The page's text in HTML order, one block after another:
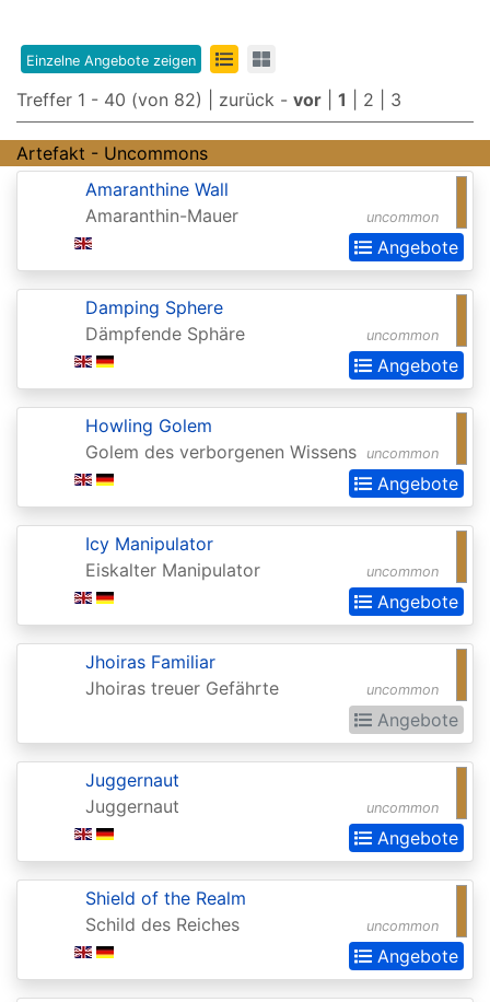
8th
Edition
9th
Edition
Adventures
the
Forgotten
in
Forgotten
Realms:
Aetherdrift
Aetherdrift:
Alara
Alliances
Alpha
Amonkhet
Amonkhet
Invocations
Einzelne Angebote zeigen
Treffer 1 - 40 (von 82) | zurück - vor 1 2 3
Artefakt - Uncommons
uncommon
Amaranthine Wall
Amaranthin-Mauer
Angebote
uncommon
Damping Sphere
Dämpfende Sphäre
Angebote
uncommon
Howling Golem
Golem des verborgenen Wissens
Angebote
uncommon
Icy Manipulator
Eiskalter Manipulator
Angebote
uncommon
Jhoiras Familiar
Jhoiras treuer Gefährte
Angebote
uncommon
Juggernaut
Juggernaut
Angebote
uncommon
Shield of the Realm
Schild des Reiches
Angebote